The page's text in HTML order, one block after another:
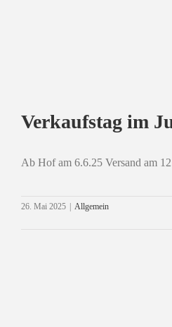
Verkaufstag im
Verkaufstag im
Ab Hof am 6.6.25 Versand am
26. Mai 2025
Allgemein